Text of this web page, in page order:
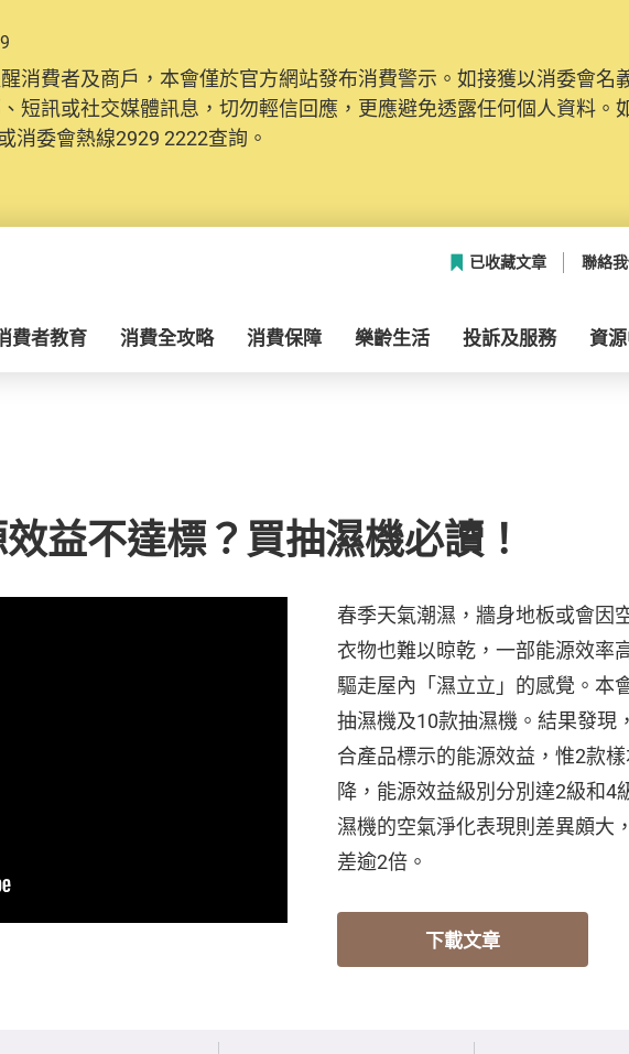
消費者及商戶，本會僅於官方網站發布消費警示。如接獲以消委會名
短訊或社交媒體訊息，切勿輕信回應，更應避免透露任何個人資料。
消委會熱線2929 2222查詢。
已收藏文章 聯絡
費者教育 消費全攻略 消費保障 樂齡生活 投訴及服務 資
益不達標？買抽濕機必讀！
春季天氣潮濕，牆身地板或會因
衣物也難以晾乾，一部能源效率
驅走屋內「濕立立」的感覺。本
抽濕機及10款抽濕機。結果發現
合產品標示的能源效益，惟2款
降，能源效益級別分別達2級和4
濕機的空氣淨化表現則差異頗大
差逾2倍。
下載文章